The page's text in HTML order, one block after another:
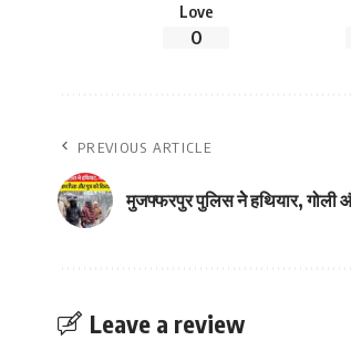
Love
0
PREVIOUS ARTICLE
मुजफ्फरपुर पुलिस नेे हथियार, गोली
Leave a review